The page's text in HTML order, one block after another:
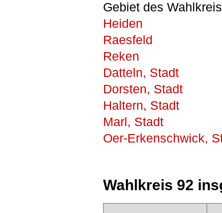
Gebiet des
Heiden
Raesfeld
Reken
Datteln, Stadt
Dorsten, Stadt
Haltern, Stadt
Marl, Stadt
Oer-Erkenschwick,
Wahlkreis 92